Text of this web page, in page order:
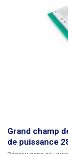
Grand champ
de puissance